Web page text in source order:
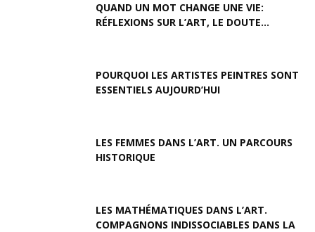
QUAND UN MOT CHANGE UNE VIE:
RÉFLEXIONS SUR L’ART, LE DOUTE...
POURQUOI LES ARTISTES PEINTRES SONT
ESSENTIELS AUJOURD’HUI
LES FEMMES DANS L’ART. UN PARCOURS
HISTORIQUE
LES MATHÉMATIQUES DANS L’ART.
COMPAGNONS INDISSOCIABLES DANS LA